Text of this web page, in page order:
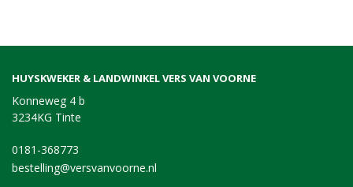
HUYSKWEKER & LANDWINKEL VERS VAN VOORNE
Konneweg 4 b
3234KG Tinte
0181-368773
bestelling@versvanvoorne.nl